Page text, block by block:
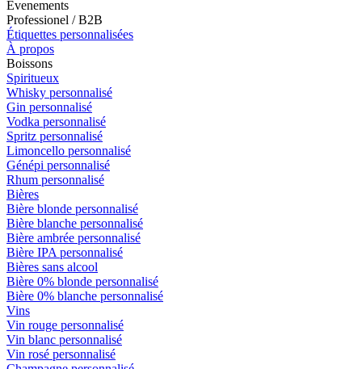
Évenements
Professionel / B2B
Étiquettes personnalisées
À propos
Boissons
Spiritueux
Whisky personnalisé
Gin personnalisé
Vodka personnalisé
Spritz personnalisé
Limoncello personnalisé
Génépi personnalisé
Rhum personnalisé
Bières
Bière blonde personnalisé
Bière blanche personnalisé
Bière ambrée personnalisé
Bière IPA personnalisé
Bières sans alcool
Bière 0% blonde personnalisé
Bière 0% blanche personnalisé
Vins
Vin rouge personnalisé
Vin blanc personnalisé
Vin rosé personnalisé